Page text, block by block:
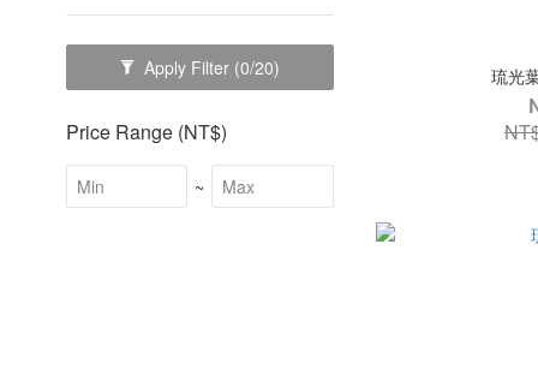
Apply Filter (0/20)
Price Range (NT$)
~
琉光